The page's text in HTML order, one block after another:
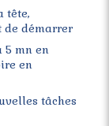
tête,
de démarrer
5 mn en
en
tâches